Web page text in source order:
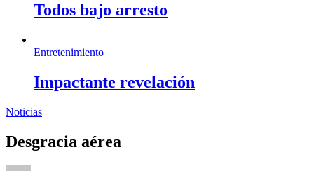
Todos bajo arresto
Entretenimiento
Impactante revelación
Noticias
Desgracia aérea